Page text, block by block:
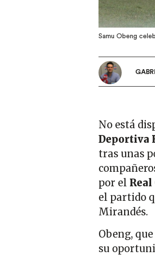
Samu Obeng
No está
Deportiva
tras unas
por el Real
el partido
Mirandés.
Obeng,
su